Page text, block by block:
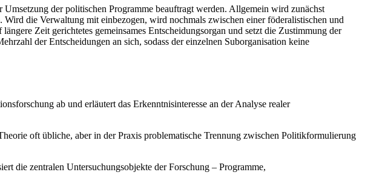
der politischen Programme beauftragt werden. Allgemein wird zunächst
die Verwaltung mit einbezogen, wird nochmals zwischen einer föderalistischen und
Zeit gerichtetes gemeinsames Entscheidungsorgan und setzt die Zustimmung der
der Entscheidungen an sich, sodass der einzelnen Suborganisation keine
ab und erläutert das Erkenntnisinteresse an der Analyse realer
oft übliche, aber in der Praxis problematische Trennung zwischen Politikformulierung
die zentralen Untersuchungsobjekte der Forschung – Programme,